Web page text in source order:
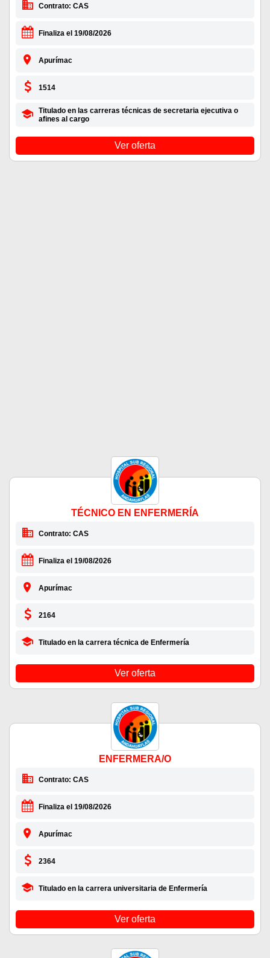
Contrato: CAS
Finaliza el 19/08/2026
Apurímac
1514
Titulado en las carreras técnicas de secretaria ejecutiva o
afines al cargo
Ver oferta
TÉCNICO EN ENFERMERÍA
Contrato: CAS
Finaliza el 19/08/2026
Apurímac
2164
Titulado en la carrera técnica de Enfermería
Ver oferta
ENFERMERA/O
Contrato: CAS
Finaliza el 19/08/2026
Apurímac
2364
Titulado en la carrera universitaria de Enfermería
Ver oferta